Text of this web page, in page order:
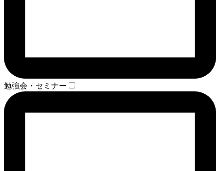
勉強会・セミナー